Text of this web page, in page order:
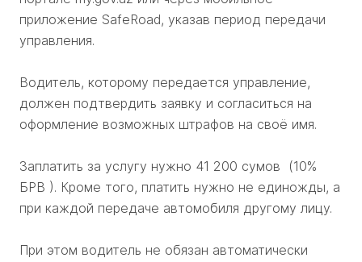
приложение SafeRoad, указав период передачи
управления.
Водитель, которому передается управление,
должен подтвердить заявку и согласиться на
оформление возможных штрафов на своё имя.
Заплатить за услугу нужно 41 200 сумов (10%
БРВ ). Кроме того, платить нужно не единожды, а
при каждой передаче автомобиля другому лицу.
При этом водитель не обязан автоматически